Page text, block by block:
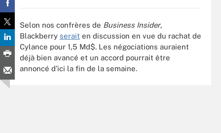
Selon nos confrères de Business Insider,
Blackberry serait en discussion en vue du rachat de
Cylance pour 1,5 Md$. Les négociations auraient
déjà bien avancé et un accord pourrait être
annoncé d’ici la fin de la semaine.